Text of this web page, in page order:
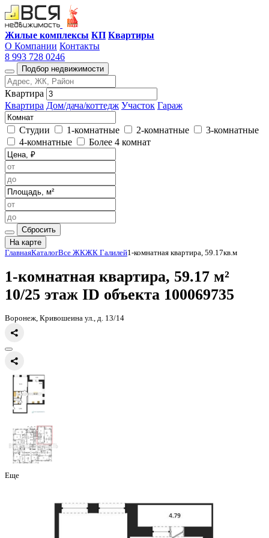
Жилые комплексы КП Квартиры
О Компании Контакты
8 993 728 0246
Подбор недвижимости
Квартира
Квартира Дом/дача/коттедж Участок Гараж
Студии 1-комнатные 2-комнатные
3-комнатные
4-комнатные
Более 4 комнат
Сбросить
На карте
Главная КаталогВсе ЖКЖК Галилей
1-комнатная квартира, 59.17
10/25 этаж
Воронеж, Кривошеина ул., д. 13/14